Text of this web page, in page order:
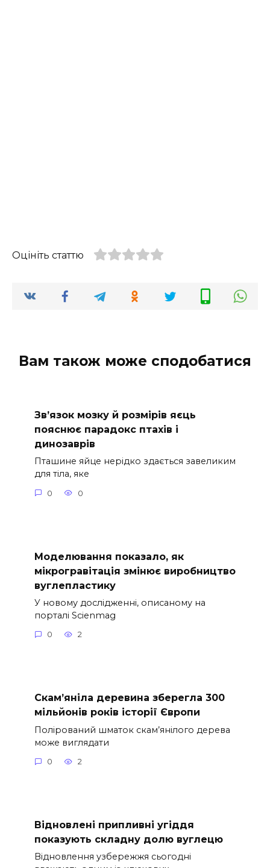
Оцініть статтю
Вам також може сподобатися
Зв’язок мозку й розмірів яєць
пояснює парадокс птахів і
динозаврів
Пташине яйце нерідко здається завеликим
для тіла, яке
0 0
Моделювання показало, як
мікрогравітація змінює виробництво
вуглепластику
У новому дослідженні, описаному на
порталі Scienmag
0 2
Скам’яніла деревина зберегла 300
мільйонів років історії Європи
Полірований шматок скам’янілого дерева
може виглядати
0 2
Відновлені припливні угіддя
показують складну долю вуглецю
Відновлення узбережжя сьогодні